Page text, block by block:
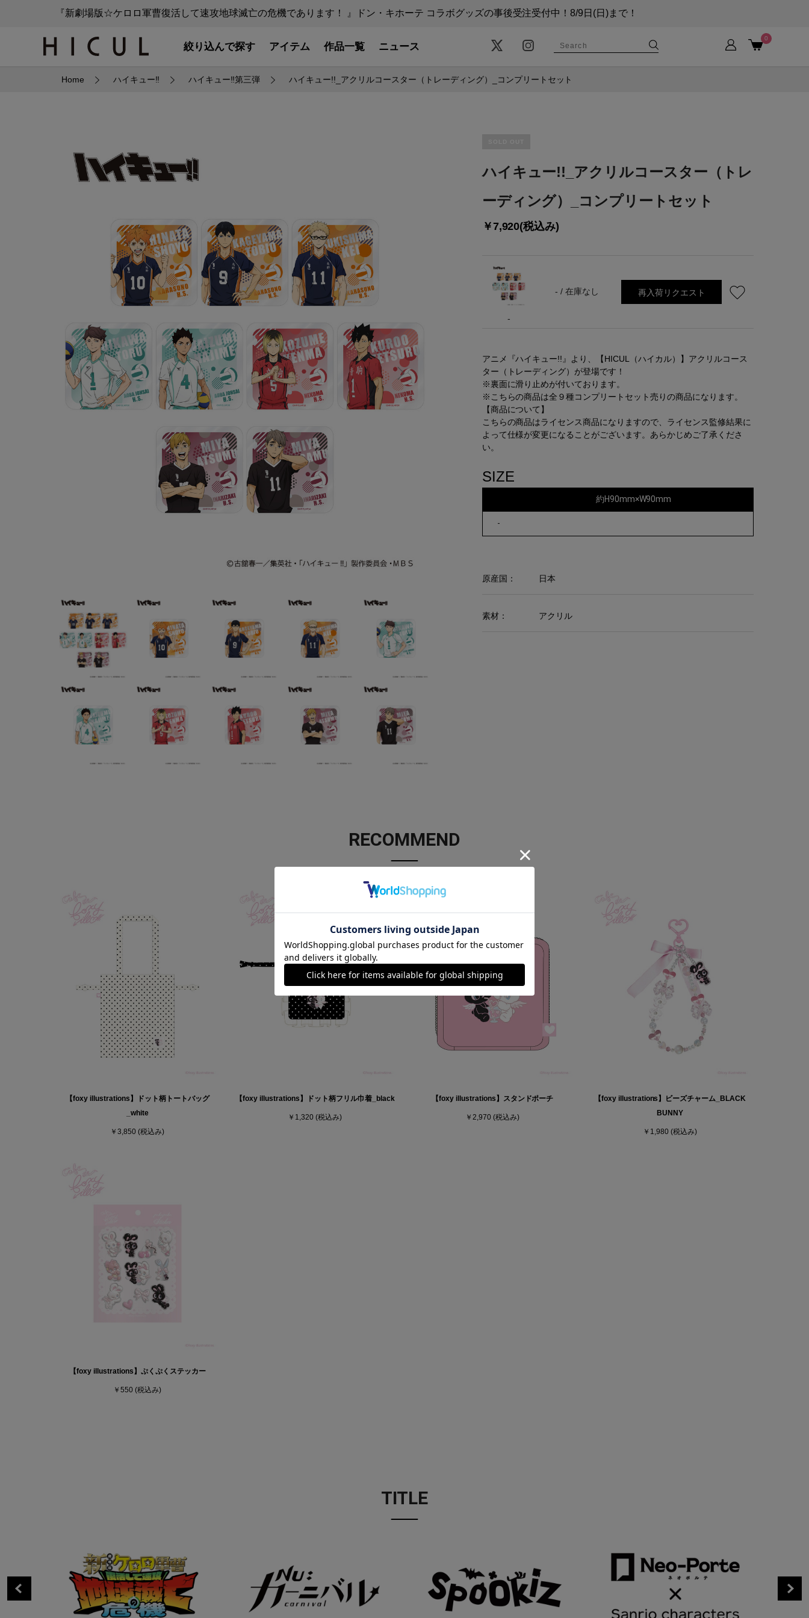
『新劇場版☆ケロロ軍曹復活して速攻地球滅亡の危機であります！ 』ドン・キホーテ コラボグッズの事後受注受付中！8/9日(日)まで！
絞り込んで探す アイテム 作品一覧 ニュース
0
Home ハイキュー‼ ハイキュー‼第三弾 ハイキュー!!_アクリルコースター（トレーディング）_コンプリートセット
ハイキュー!!_アクリルコースター（トレ
ーディング）_コンプリートセット
￥7,920(税込み)
-
- / 在庫なし 再入荷リクエスト
アニメ『ハイキュー!!』より、【HICUL（ハイカル）】アクリルコース
ター（トレーディング）が登場です！
※裏面に滑り止めが付いております。
※こちらの商品は全９種コンプリートセット売りの商品になります。
【商品について】
こちらの商品はライセンス商品になりますので、ライセンス監修結果に
よって仕様が変更になることがございます。あらかじめご了承くださ
い。
SIZE
約H90mm×W90mm
-
原産国： 日本
素材： アクリル
RECOMMEND
【foxy illustrations】ドット柄トートバッグ
_white
￥3,850(税込み)
【foxy illustrations】ドット柄フリル巾着_black
￥1,320(税込み)
【foxy illustrations】スタンドポーチ
￥2,970(税込み)
【foxy illustrations】ビーズチャーム_BLACK
BUNNY
￥1,980 (税込み)
【foxy illustrations】ぷくぷくステッカー
￥550(税込み)
TITLE